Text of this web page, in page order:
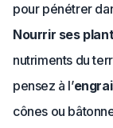
pour pénétrer
Nourrir ses
nutriments du
pensez à l’
cônes ou